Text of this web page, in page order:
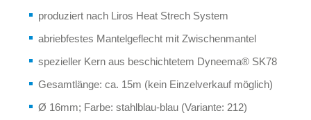
produziert nach Liros Heat Strech System
abriebfestes Mantelgeflecht mit Zwischenmantel
spezieller Kern aus beschichtetem Dyneema® SK78
Gesamtlänge: ca. 15m (kein Einzelverkauf möglich)
Ø 16mm; Farbe: stahlblau-blau (Variante: 212)